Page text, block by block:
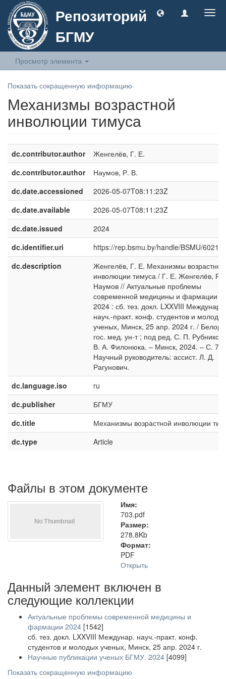
Репозиторий
БГМУ
Просмотр элемента
Показать сокращенную информацию
Механизмы возрастной
инволюции тимуса
dc.contributor.author
Женгелёв, Г. Е.
dc.contributor.author
Наумов, Р. В.
dc.date.accessioned
2026-05-07T08:11:23Z
dc.date.available
2026-05-07T08:11:23Z
dc.date.issued
2024
dc.identifier.uri
https://rep.bsmu.by/handle/BSMU/60216
dc.description
Женгелёв, Г. Е. Механизмы возрастной
инволюции тимуса / Г. Е. Женгелёв, Р.
Наумов // Актуальные проблемы
современной медицины и фармации –
2024 : сб. тез. докл. LXXVIII Междунар.
науч.-практ. конф. студентов и
ученых, Минск, 25 апр. 2024 г. /
гос. мед. ун-т ; под ред. С. П.
В. А. Филонюка. – Минск, 2024. – С.
Научный руководитель: ассист. Л. Д.
Рагунович.
dc.language.iso
ru
dc.publisher
БГМУ
dc.title
Механизмы возрастной инволюции
dc.type
Article
Файлы в этом документе
Имя:
703.pdf
Размер:
278.8Kb
Формат:
PDF
Открыть
Данный элемент включен в
следующие коллекции
Актуальные проблемы современной медицины и
фармации 2024 [1542]
сб. тез. докл. LXXVIII Междунар. науч.-практ. конф.
студентов и молодых ученых, Минск, 25 апр. 2024 г.
Научные публикации ученых БГМУ. 2024 [4099]
Показать сокращенную информацию